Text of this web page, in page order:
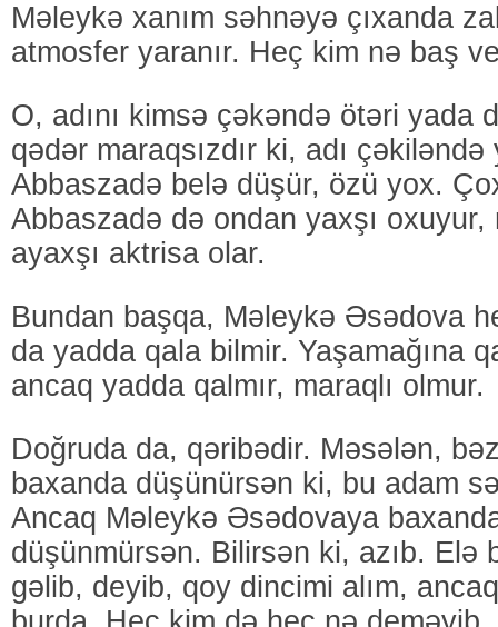
Məleykə xanım səhnəyə çıxanda
atmosfer yaranır. Heç kim nə baş
O, adını kimsə çəkəndə ötəri yada
qədər maraqsızdır ki, adı
Abbaszadə belə düşür, özü yox.
Abbaszadə də ondan yaxşı
ayaxşı aktrisa olar.
Bundan başqa, Məleykə Əsədova
da yadda qala bilmir. Yaşamağına
ancaq yadda qalmır, maraqlı olmur.
Doğruda da, qəribədir. Məsələn,
baxanda düşünürsən ki, bu adam
Ancaq Məleykə Əsədovaya
düşünmürsən. Bilirsən ki, azıb. Elə
gəlib, deyib, qoy dincimi alım,